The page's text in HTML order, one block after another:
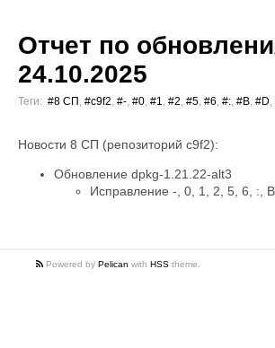
Отчет по
24.10.2025
Теги: #8 СП #c9f2 #- #0 #1 #2 #5 #6 #: #B #D
Новости 8 СП (репозиторий c9f2):
Обновление dpkg-1.21.22-alt3
Исправление -, 0, 1, 2, 5, 6, :,
Powered by Pelican with HSS theme.